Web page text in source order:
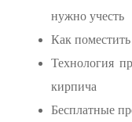
нужно учесть
Как
Технология
кирпича
Бесплатные